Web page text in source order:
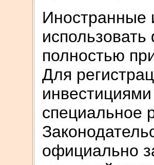
Иностранные
полностью
Для
специальное
официально